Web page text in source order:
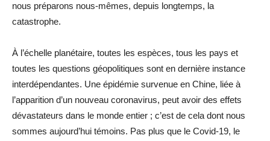
nous préparons nous-mêmes, depuis longtemps, la
catastrophe.
À l’échelle planétaire, toutes les espèces, tous les pays et
toutes les questions géopolitiques sont en dernière instance
interdépendantes. Une épidémie survenue en Chine, liée à
l’apparition d’un nouveau coronavirus, peut avoir des effets
dévastateurs dans le monde entier ; c’est de cela dont nous
sommes aujourd’hui témoins. Pas plus que le Covid-19, le